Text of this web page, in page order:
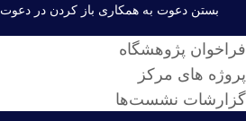
بستن دعوت به همکاری باز کردن در
فراخوان پژوهشگاه
پروژه های مرکز
گزارشات نشست‌ها